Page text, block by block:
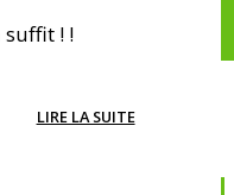
suffit ! !
LIRE LA SUITE